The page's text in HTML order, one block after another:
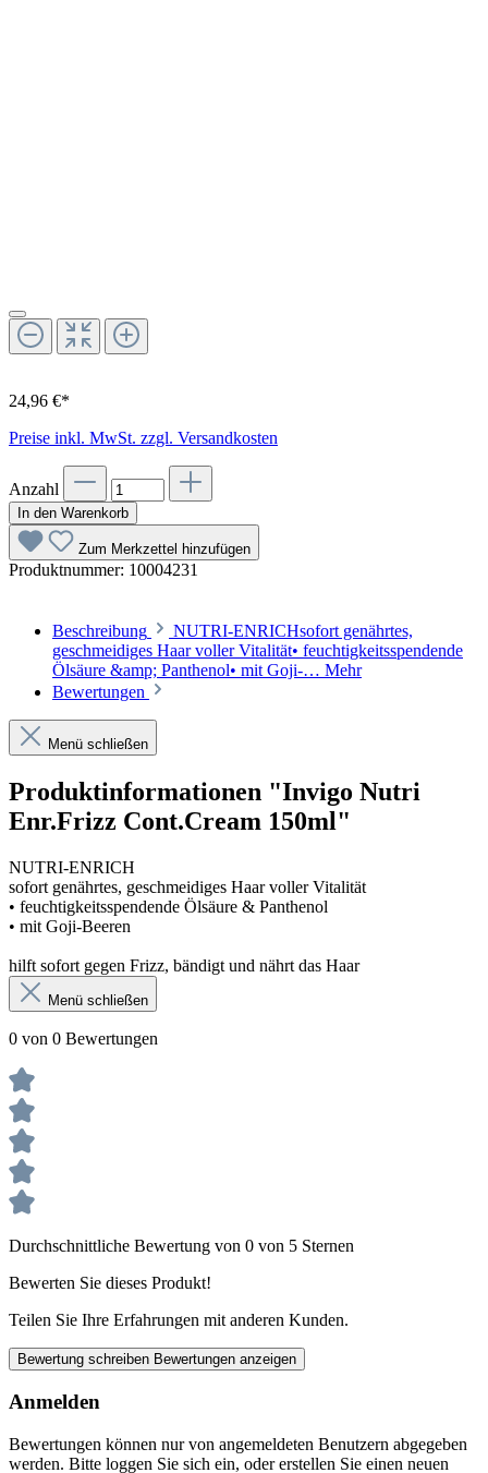
24,96 €*
Preise inkl. MwSt. zzgl. Versandkosten
Anzahl
In den Warenkorb
Zum Merkzettel hinzufügen
Produktnummer: 10004231
Beschreibung
NUTRI-ENRICHsofort genährtes,
geschmeidiges Haar voller Vitalität• feuchtigkeitsspendende
Ölsäure &amp; Panthenol• mit Goji-… Mehr
Bewertungen
Menü schließen
Produktinformationen "Invigo Nutri
Enr.Frizz Cont.Cream 150ml"
NUTRI-ENRICH
sofort genährtes, geschmeidiges Haar voller Vitalität
• feuchtigkeitsspendende Ölsäure & Panthenol
• mit Goji-Beeren
hilft sofort gegen Frizz, bändigt und nährt das Haar
Menü schließen
0 von 0 Bewertungen
Durchschnittliche Bewertung von 0 von 5 Sternen
Bewerten Sie dieses Produkt!
Teilen Sie Ihre Erfahrungen mit anderen Kunden.
Bewertung schreiben Bewertungen anzeigen
Anmelden
Bewertungen können nur von angemeldeten Benutzern abgegeben
werden. Bitte loggen Sie sich ein, oder erstellen Sie einen neuen